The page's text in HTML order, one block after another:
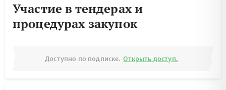
Участие в тендерах и
процедурах закупок
Доступно по подписке. Открыть доступ.